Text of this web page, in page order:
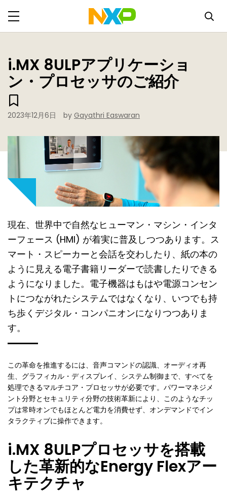
i.MX 8ULPアプリケーショ
ン・プロセッサのご紹介
2023年12月6日 by Gayathri Easwaran
現在、世界中で自然なヒューマン・マシン・インタ
ーフェース (HMI) が着実に普及しつつあります。ス
マート・スピーカーと会話を交わしたり、紙の本の
ように見える電子書籍リーダーで読書したりできる
ようになりました。電子機器はもはや電源コンセン
トにつながれたシステムではなくなり、いつでも持
ち歩くデジタル・コンパニオンになりつつありま
す。
この革命を推進するには、音声コマンドの認識、オーディオ再
生、グラフィカル・ディスプレイ、システム制御まで、すべてを
処理できるマルチコア・プロセッサが必要です。パワーマネジメ
ント分野とセキュリティ分野の技術革新により、このようなチッ
プは常時オンでもほとんど電力を消費せず、オンデマンドでイン
タラクティブに操作できます。
i.MX 8ULPプロセッサを搭載
した革新的なEnergy Flexアー
キテクチャ